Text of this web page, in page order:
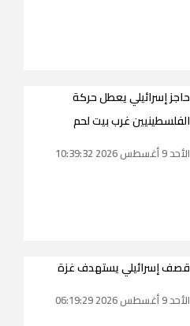
حاجز إسرائيلي يعطل حركة
الفلسطينيين غرب بيت لحم
الأحد 9 أغسطس 2026 10:39:32
قصف إسرائيلي يستهدف غزة
الأحد 9 أغسطس 2026 06:19:29